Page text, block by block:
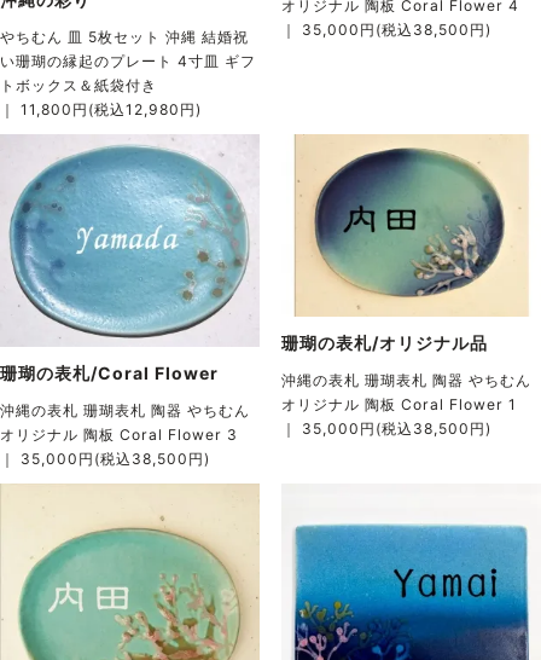
やちむん 皿 5枚セット 沖縄 結婚祝
い珊瑚の縁起のプレート 4寸皿 ギフ
トボックス＆紙袋付き
｜ 11,800円(税込12,980円)
オリジナル 陶板 Coral Flower 4
｜ 35,000円(税込38,500円)
珊瑚の表札/Coral Flower
沖縄の表札 珊瑚表札 陶器 やちむん
オリジナル 陶板 Coral Flower 3
｜ 35,000円(税込38,500円)
珊瑚の表札/オリジナル品
沖縄の表札 珊瑚表札 陶器 やちむん
オリジナル 陶板 Coral Flower 1
｜ 35,000円(税込38,500円)